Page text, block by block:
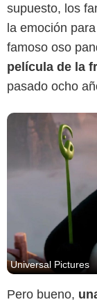
supuesto, los
la emoción
famoso oso
película de la
pasado ocho
Universal Pictures
Pero bueno,